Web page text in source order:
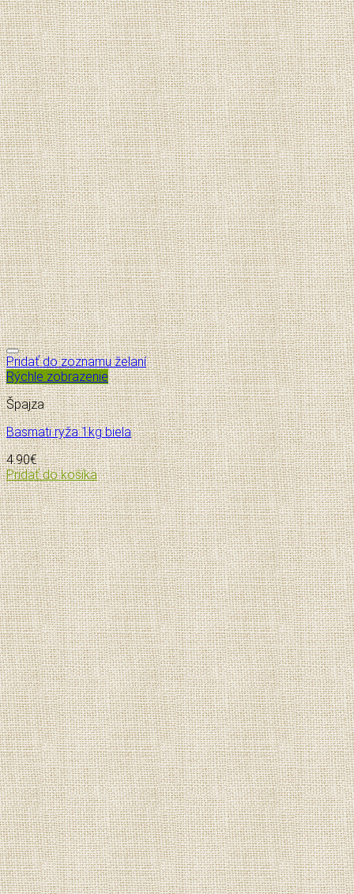
Pridať do zoznamu želaní
Rýchle zobrazenie
Špajza
Basmati ryža 1kg biela
4.90€
Pridať do košíka